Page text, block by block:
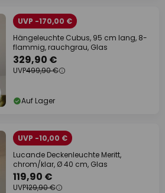
UVP -170,00 €
Hängeleuchte Cubus, 95 cm lang, 8-
flammig, rauchgrau, Glas
329,90 €
UVP499,90 €
Auf Lager
UVP -10,00 €
Lucande Deckenleuchte Meritt,
chrom/klar, Ø 40 cm, Glas
119,90 €
UVP129,90 €